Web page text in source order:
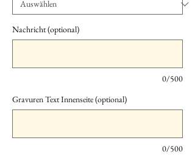
Nachricht (optional)
0/500
Gravuren Text Innenseite (optional)
0/500